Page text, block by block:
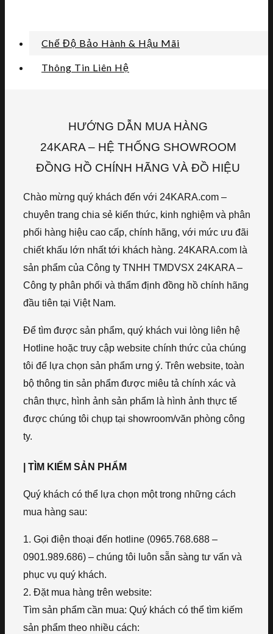
Chế Độ Bảo Hành & Hậu Mãi
Thông Tin Liên Hệ
HƯỚNG DẪN MUA HÀNG
24KARA – HỆ THỐNG SHOWROOM
ĐỒNG HỒ CHÍNH HÃNG VÀ ĐỒ HIỆU
Chào mừng quý khách đến với 24KARA.com –
chuyên trang chia sẻ kiến thức, kinh nghiệm và phân
phối hàng hiệu cao cấp, chính hãng, với mức ưu đãi
chiết khấu lớn nhất tới khách hàng. 24KARA.com là
sản phẩm của Công ty TNHH TMDVSX 24KARA –
Công ty phân phối và thẩm định đồng hồ chính hãng
đầu tiên tại Việt Nam.
Để tìm được sản phẩm, quý khách vui lòng liên hệ
Hotline hoặc truy cập website chính thức của chúng
tôi để lựa chọn sản phẩm ưng ý. Trên website, toàn
bộ thông tin sản phẩm được miêu tả chính xác và
chân thực, hình ảnh sản phẩm là hình ảnh thực tế
được chúng tôi chụp tại showroom/văn phòng công
ty.
| TÌM KIẾM SẢN PHẨM
Quý khách có thể lựa chọn một trong những cách
mua hàng sau:
1. Gọi điện thoại đến hotline (0965.768.688 –
0901.989.686) – chúng tôi luôn sẵn sàng tư vấn và
phục vụ quý khách.
2. Đặt mua hàng trên website:
Tìm sản phẩm cần mua: Quý khách có thể tìm kiếm
sản phẩm theo nhiều cách: